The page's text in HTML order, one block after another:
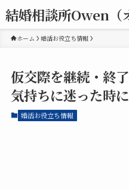
結婚相談所Owen（
ホーム 婚活お役立ち情報
仮交際を継続・終
気持ちに迷った時
婚活お役立ち情報